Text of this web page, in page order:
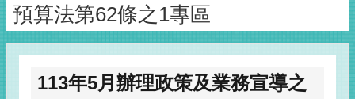
預算法第62條之1專區
113年5月辦理政策及業務宣導之